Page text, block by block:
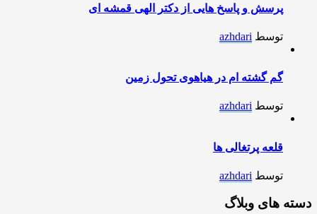
پرسش و پاسخ هایی از دکتر الهی قمشه ای
توسط azhdari
گم گشته ام در هیاهوی تحول زمین
توسط azhdari
قلعه پرتغالی ها
توسط azhdari
دسته های وبلاگ